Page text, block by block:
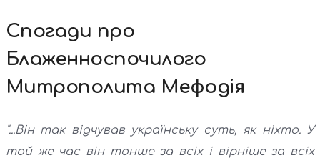
Спогади про
Блаженноспочилого
Митрополита Мефодія
"...Він так відчував українську суть, як ніхто. У
той же час він тонше за всіх і вірніше за всіх